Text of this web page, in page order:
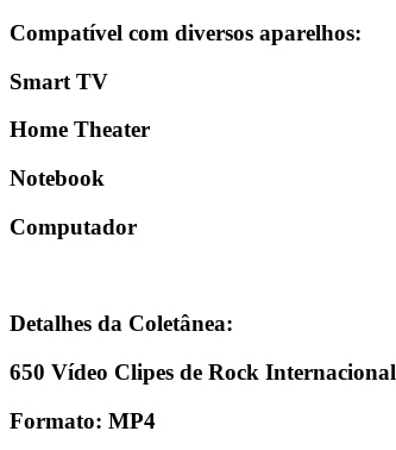
Compatível com diversos aparelhos:
Smart TV
Home Theater
Notebook
Computador
Detalhes da Coletânea:
650 Vídeo Clipes de Rock Internacional
Formato: MP4